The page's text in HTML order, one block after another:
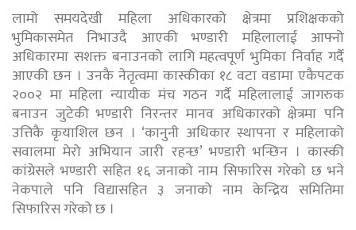
लामो समयदेखी महिला अधिकारको क्षेत्रमा प्रशिक्षकको
भुमिकासमेत निभाउदै आएकी भण्डारी महिलालाई आफ्नो
अधिकारमा सशक्त बनाउनको लागि महत्वपूर्ण भुमिका निर्वाह गर्दै
आएकी छन । उनकै नेतृत्वमा कास्कीका १८ वटा वडामा एकैपटक
२००२ मा महिला न्यायीक मंच गठन गर्दै महिलालाई जागरुक
बनाउन जुटेकी भण्डारी निरन्तर मानव अधिकारको क्षेत्रमा पनि
उत्तिकै कृयाशिल छन । ‘कानुनी अधिकार स्थापना र महिलाको
सवालमा मेरो अभियान जारी रहन्छ’ भण्डारी भन्छिन । कास्की
कांग्रेसले भण्डारी सहित १६ जनाको नाम सिफारिस गरेको छ भने
नेकपाले पनि विद्यासहित ३ जनाको नाम केन्द्रिय समितिमा
सिफारिस गरेको छ ।